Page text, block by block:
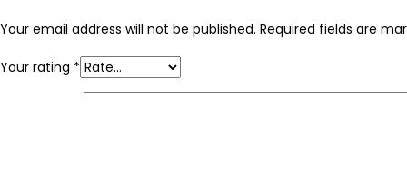
Your email address will not be published. Required fields are
Your rating *